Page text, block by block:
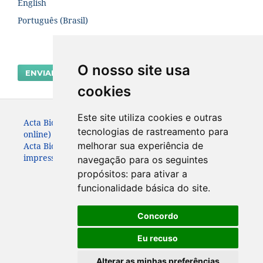
O nosso site usa
cookies
Este site utiliza cookies e outras
tecnologias de rastreamento para
melhorar sua experiência de
navegação para os seguintes
propósitos: para ativar a
funcionalidade básica do site.
Concordo
Eu recuso
Alterar as minhas preferências
English
Português (Brasil)
ENVIAR SUBMISSÃO
Acta Biológica Paranaense. ISSN: 2236-1472 (versão
online)
Acta Biológica Paranaense. ISSN: 0301-2123 (versão
impressa) (Apenas até 2010)